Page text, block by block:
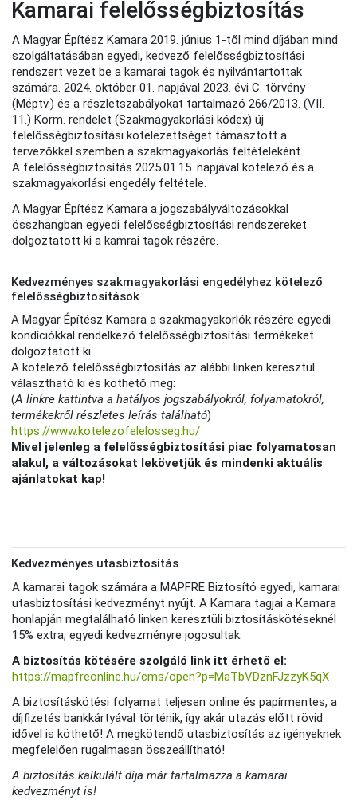
Kamarai felelősségbiztosítás
A Magyar Építész Kamara 2019. június 1-től mind díjában mind
szolgáltatásában egyedi, kedvező felelősségbiztosítási
rendszert vezet be a kamarai tagok és nyilvántartottak
számára. 2024. október 01. napjával 2023. évi C. törvény
(Méptv.) és a részletszabályokat tartalmazó 266/2013. (VII.
11.) Korm. rendelet (Szakmagyakorlási kódex) új
felelősségbiztosítási kötelezettséget támasztott a
tervezőkkel szemben a szakmagyakorlás feltételeként.
A felelősségbiztosítás 2025.01.15. napjával kötelező és a
szakmagyakorlási engedély feltétele.
A Magyar Építész Kamara a jogszabályváltozásokkal
összhangban egyedi felelősségbiztosítási rendszereket
dolgoztatott ki a kamrai tagok részére.
Kedvezményes szakmagyakorlási engedélyhez kötelező
felelősségbiztosítások
A Magyar Építész Kamara a szakmagyakorlók részére egyedi
kondíciókkal rendelkező felelősségbiztosítási termékeket
dolgoztatott ki.
A kötelező felelősségbiztosítás az alábbi linken keresztül
választható ki és köthető meg:
(A linkre kattintva a hatályos jogszabályokról, folyamatokról,
termékekről részletes leírás található)
https://www.kotelezofelelosseg.hu/
Mivel jelenleg a felelősségbiztosítási piac folyamatosan
alakul, a változásokat lekövetjük és mindenki aktuális
ajánlatokat kap!
Kedvezményes utasbiztosítás
A kamarai tagok számára a MAPFRE Biztosító egyedi, kamarai
utasbiztosítási kedvezményt nyújt. A Kamara tagjai a Kamara
honlapján megtalálható linken keresztüli biztosításkötéseknél
15% extra, egyedi kedvezményre jogosultak.
A biztosítás kötésére szolgáló link itt érhető el:
https://mapfreonline.hu/cms/open?p=MaTbVDznFJzzyK5qX
A biztosításkötési folyamat teljesen online és papírmentes, a
díjfizetés bankkártyával történik, így akár utazás előtt rövid
idővel is köthető! A megkötendő utasbiztosítás az igényeknek
megfelelően rugalmasan összeállítható!
A biztosítás kalkulált díja már tartalmazza a kamarai
kedvezményt is!